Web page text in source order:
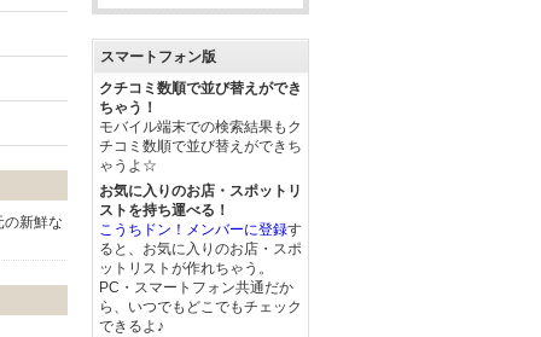
の新鮮な
スマートフォン版
クチコミ数順で並び替えができ
ちゃう！
モバイル端末での検索結果もク
チコミ数順で並び替えができち
ゃうよ☆
お気に入りのお店・スポットリ
ストを持ち運べる！
こうちドン！メンバーに登録す
ると、お気に入りのお店・スポ
ットリストが作れちゃう。
PC・スマートフォン共通だか
ら、いつでもどこでもチェック
できるよ♪